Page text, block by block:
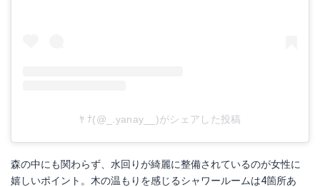
ﾔ ﾅ(@_.yanay__)がシェアした投稿
森の中にも関わらず、水回りが綺麗に整備されているのが女性に
嬉しいポイント。木の温もりを感じるシャワールームは4箇所あ